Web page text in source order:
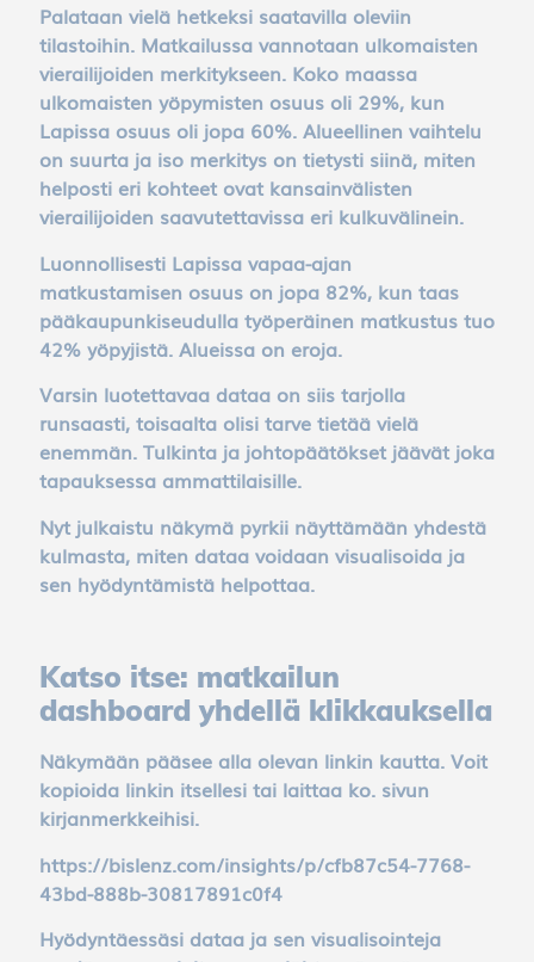
Palataan vielä hetkeksi saatavilla oleviin
tilastoihin. Matkailussa vannotaan ulkomaisten
vierailijoiden merkitykseen. Koko maassa
ulkomaisten yöpymisten osuus oli 29%, kun
Lapissa osuus oli jopa 60%. Alueellinen vaihtelu
on suurta ja iso merkitys on tietysti siinä, miten
helposti eri kohteet ovat kansainvälisten
vierailijoiden saavutettavissa eri kulkuvälinein.
Luonnollisesti Lapissa vapaa-ajan
matkustamisen osuus on jopa 82%, kun taas
pääkaupunkiseudulla työperäinen matkustus tuo
42% yöpyjistä. Alueissa on eroja.
Varsin luotettavaa dataa on siis tarjolla
runsaasti, toisaalta olisi tarve tietää vielä
enemmän. Tulkinta ja johtopäätökset jäävät joka
tapauksessa ammattilaisille.
Nyt julkaistu näkymä pyrkii näyttämään yhdestä
kulmasta, miten dataa voidaan visualisoida ja
sen hyödyntämistä helpottaa.
Katso itse: matkailun
dashboard yhdellä klikkauksella
Näkymään pääsee alla olevan linkin kautta. Voit
kopioida linkin itsellesi tai laittaa ko. sivun
kirjanmerkkeihisi.
https://bislenz.com/insights/p/cfb87c54-7768-
43bd-888b-30817891c0f4
Hyödyntäessäsi dataa ja sen visualisointeja
Necessary
cookies
Necessary
cookies
basic
functions
of the
such as
page
navigation,
not work
without
these
cookies.
These
mandatory.
Performance